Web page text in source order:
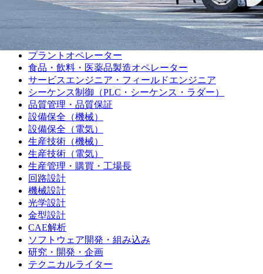
機械加工（樹脂）
機械加工（溶接）
機械加工（その他）
組み立て・製造オペレーター
プラントオペレーター
食品・飲料・医薬品製造オペレーター
サービスエンジニア・フィールドエンジニア
シーケンス制御（PLC・シーケンス・ラダー）
品質管理・品質保証
設備保全（機械）
設備保全（電気）
生産技術（機械）
生産技術（電気）
生産管理・購買・工場長
回路設計
機械設計
光学設計
金型設計
CAE解析
ソフトウェア開発・組み込み
研究・開発・企画
テクニカルライター